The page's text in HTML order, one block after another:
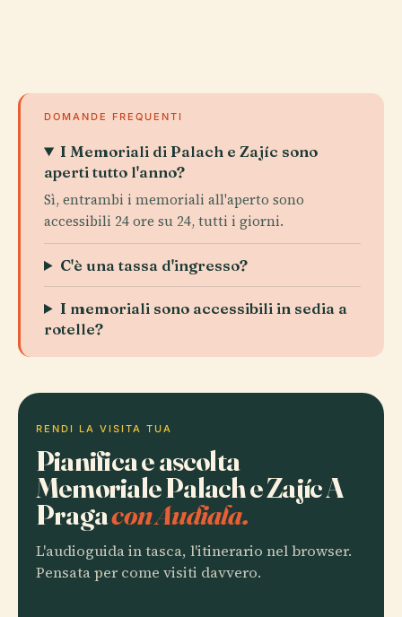
DOMANDE FREQUENTI
I Memoriali di Palach e Zajíc sono
aperti tutto l'anno?
Sì, entrambi i memoriali all'aperto sono
accessibili 24 ore su 24, tutti i giorni.
C'è una tassa d'ingresso?
I memoriali sono accessibili in sedia a
rotelle?
RENDI LA VISITA TUA
Pianifica e ascolta
Memoriale Palach e Zajíc A
Pragacon Audiala.
L'audioguida in tasca, l'itinerario nel browser.
Pensata per come visiti davvero.